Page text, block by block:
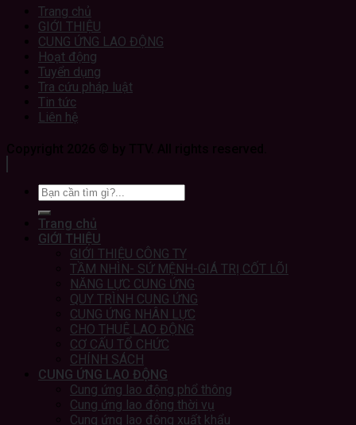
Trang chủ
GIỚI THIỆU
CUNG ỨNG LAO ĐỘNG
Hoạt động
Tuyển dụng
Tra cứu pháp luật
Tin tức
Liên hệ
Trang chủ
GIỚI THIỆU
GIỚI THIỆU CÔNG TY
TẦM NHÌN- SỨ MỆNH-GIÁ TRỊ CỐT LÕI
NĂNG LỰC CUNG ỨNG
QUY TRÌNH CUNG ỨNG
CUNG ỨNG NHÂN LỰC
CHO THUÊ LAO ĐỘNG
CƠ CẤU TỔ CHỨC
CHÍNH SÁCH
CUNG ỨNG LAO ĐỘNG
Cung ứng lao động phổ thông
Cung ứng lao động thời vụ
Cung ứng lao động xuất khẩu